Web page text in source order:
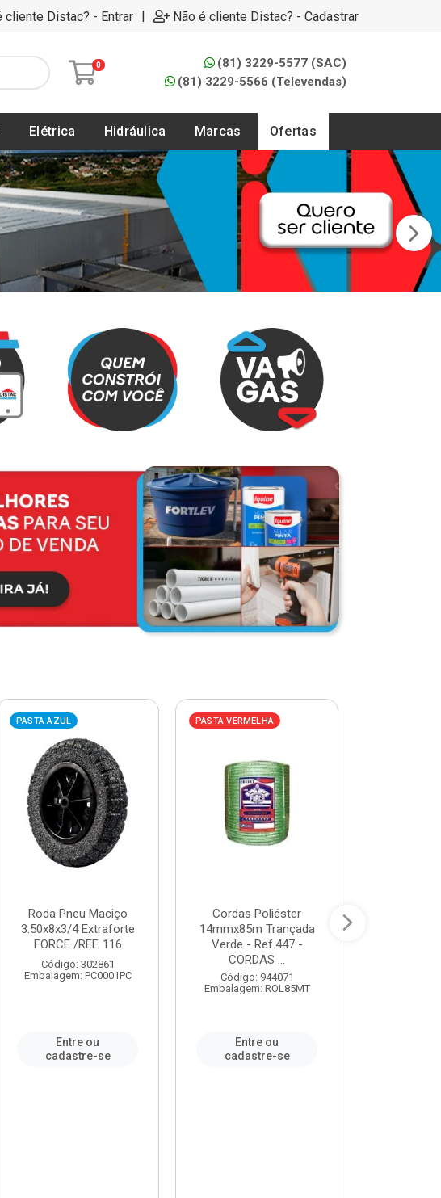
cliente Distac? - Entrar | Não é cliente Distac? - Cadastrar
0
(81) 3229-5577 (SAC)
(81) 3229-5566 (Televendas)
Elétrica Hidráulica Marcas Ofertas
PASTA AZUL
Roda Pneu Maciço
3.50x8x3/4 Extraforte
FORCE /REF. 116
Código: 302861
Embalagem: PC0001PC
Entre ou
cadastre-se
PASTA VERMELHA
Cordas Poliéster
14mmx85m Trançada
Verde - Ref.447 -
CORDAS ...
Código: 944071
Embalagem: ROL85MT
Entre ou
cadastre-se